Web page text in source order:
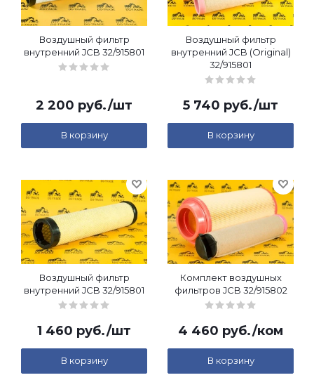
Воздушный фильтр
внутренний JCB 32/915801
2 200 руб./шт
В корзину
Воздушный фильтр
внутренний JCB (Original)
32/915801
5 740 руб./шт
В корзину
Воздушный фильтр
внутренний JCB 32/915801
1 460 руб./шт
В корзину
Комплект воздушных
фильтров JCB 32/915802
4 460 руб./ком
В корзину